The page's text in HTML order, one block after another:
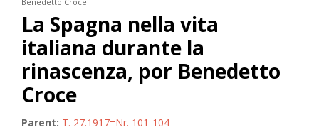
La Spagna nella vita
italiana durante la
rinascenza, por Benedetto
Croce
Parent: T. 27.1917=Nr. 101-104